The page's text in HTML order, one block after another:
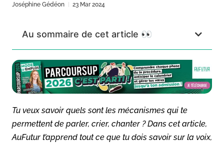
Joséphine Gédéon 23 Mar 2024
Au sommaire de cet article 👀
Tu veux savoir quels sont les mécanismes qui te
permettent de parler, crier, chanter ? Dans cet article,
AuFutur t’apprend tout ce que tu dois savoir sur la voix,